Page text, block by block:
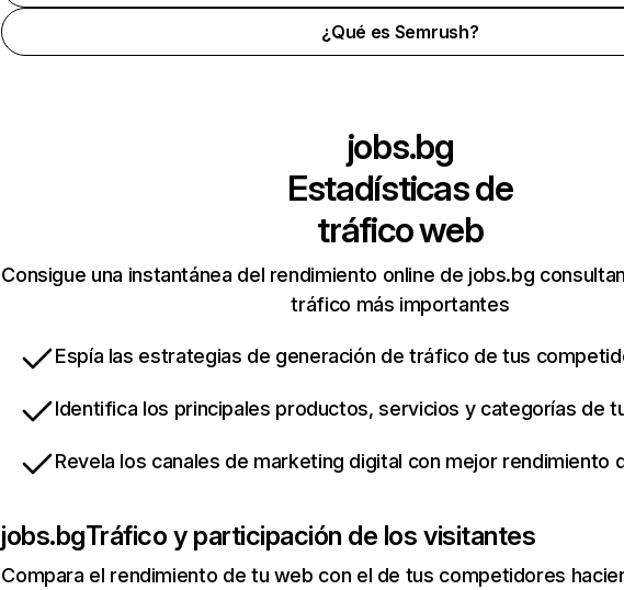
¿Qué es Semrush?
jobs.bg
Estadísticas de
tráfico web
Consigue una instantánea del rendimiento online de jobs.bg
tráfico más importantes
Espía las estrategias de generación de tráfico de tus
Identifica los principales productos, servicios y categorías de
Revela los canales de marketing digital con mejor rendimiento
jobs.bgTráfico y participación de los visitantes
Compara el rendimiento de tu web con el de tus competidores